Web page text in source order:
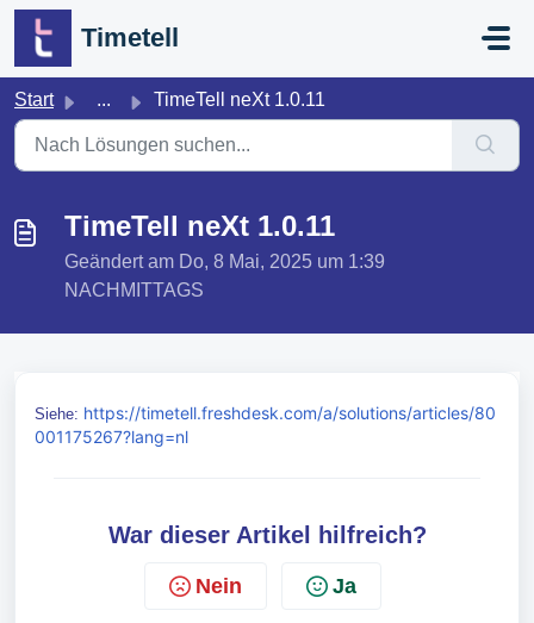
Zum hauptsächlichen Inhalt gehen
Timetell
Start ... TimeTell neXt 1.0.11
TimeTell neXt 1.0.11
Geändert am Do, 8 Mai, 2025 um 1:39
NACHMITTAGS
Siehe: https://timetell.freshdesk.com/a/solutions/articles/80
001175267?lang=nl
War dieser Artikel hilfreich?
Nein Ja